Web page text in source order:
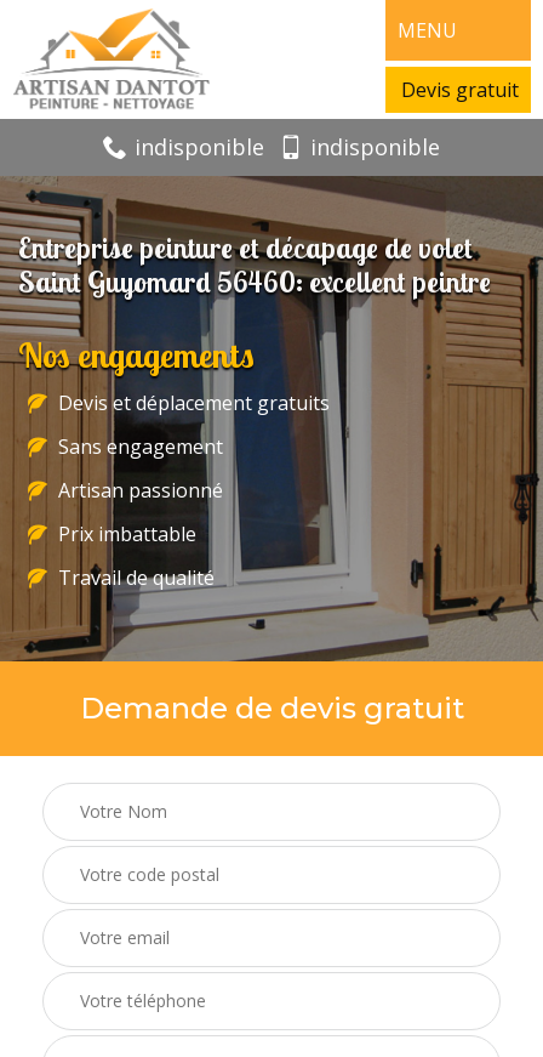
MENU
Devis gratuit
indisponible indisponible
Entreprise peinture et décapage de volet
Saint Guyomard 56460: excellent peintre
Nos engagements
Devis et déplacement gratuits
Sans engagement
Artisan passionné
Prix imbattable
Travail de qualité
Demande de devis gratuit